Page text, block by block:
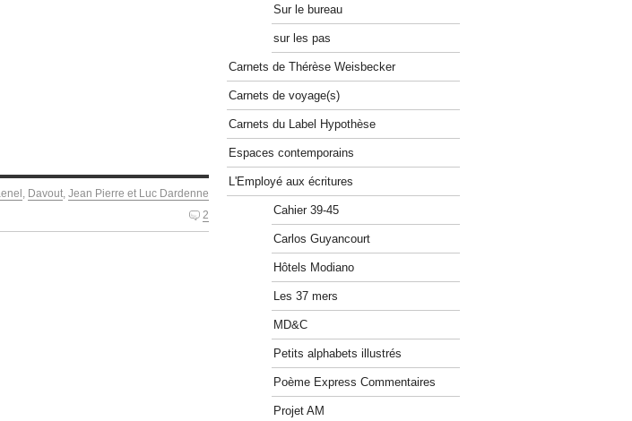
Davout Jean Pierre et Luc Dardenne
2
Sur le bureau
sur les pas
Carnets de Thérèse Weisbecker
Carnets de voyage(s)
Carnets du Label Hypothèse
Espaces contemporains
L'Employé aux écritures
Cahier 39-45
Carlos Guyancourt
Hôtels Modiano
Les 37 mers
MD&C
Petits alphabets illustrés
Poème Express Commentaires
Projet AM